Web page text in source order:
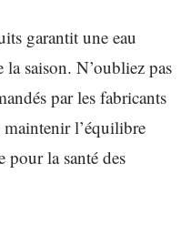
garantit une eau
saison. N’oubliez pas
par les fabricants
l’équilibre
pour la santé des